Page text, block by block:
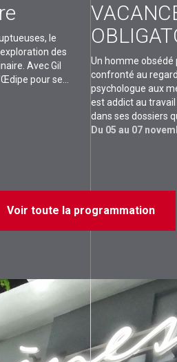
le
des
Avec Gil
pour se...
Un homme obsédé
confronté au
psychologue aux
est addict au
dans ses dossiers
Du 05 au 07
Voir toute la programmation